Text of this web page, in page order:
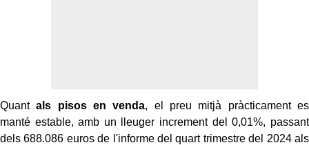
Quantals pisos en venda, el preu mitjà pràcticament es
manté estable, amb un lleuger increment del 0,01%, passant
dels 688.086 euros de l'informe del quart trimestre del 2024 als